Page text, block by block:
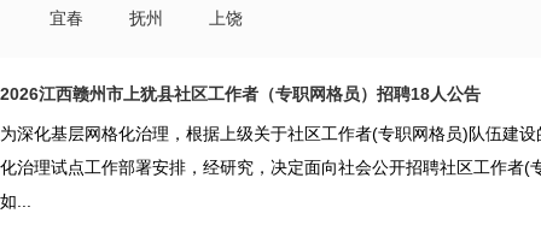
宜春 抚州 上饶
2026江西赣州市上犹县社区工作者（专职网格员）招聘18人公告
为深化基层网格化治理，根据上级关于社区工作者(专职网格员)队伍建
化治理试点工作部署安排，经研究，决定面向社会公开招聘社区工作者(
如...